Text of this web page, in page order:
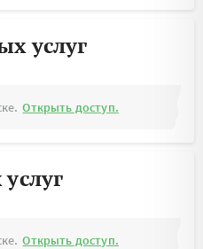
услуг
Открыть доступ.
Открыть доступ.